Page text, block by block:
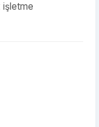
işletme